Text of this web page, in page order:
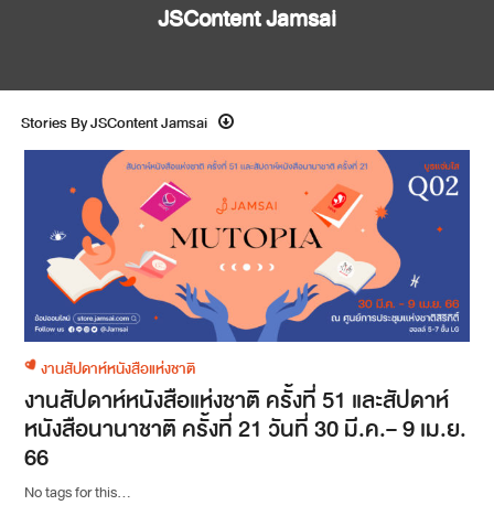
JSContent Jamsai
Stories By JSContent Jamsai
งานสัปดาห์หนังสือแห่งชาติ
งานสัปดาห์หนังสือแห่งชาติ ครั้งที่ 51 และสัปดาห์
หนังสือนานาชาติ ครั้งที่ 21 วันที่ 30 มี.ค.– 9 เม.ย.
66
No tags for this...